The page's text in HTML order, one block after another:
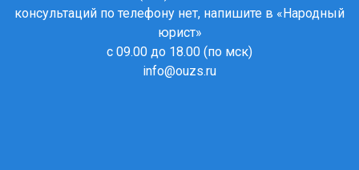
консультаций по телефону нет, напишите в «Народный
юрист»
с 09.00 до 18.00 (по мск)
info@ouzs.ru